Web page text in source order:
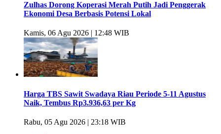
Zulhas Dorong Koperasi Merah Putih Jadi Penggerak
Ekonomi Desa Berbasis Potensi Lokal
Kamis, 06 Agu 2026 | 12:48 WIB
Harga TBS Sawit Swadaya Riau Periode 5-11 Agustus
Naik, Tembus Rp3.936,63 per Kg
Rabu, 05 Agu 2026 | 23:18 WIB